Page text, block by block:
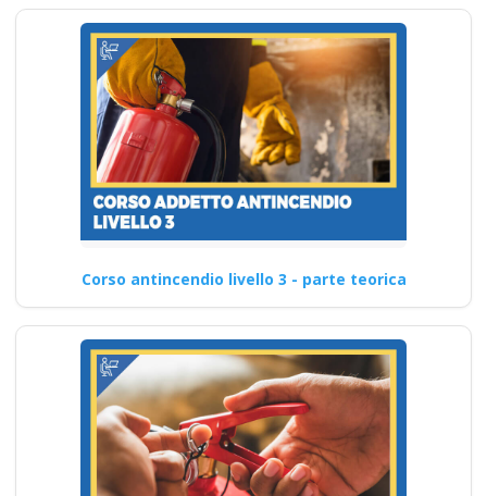
Corso antincendio livello 3 - parte teorica